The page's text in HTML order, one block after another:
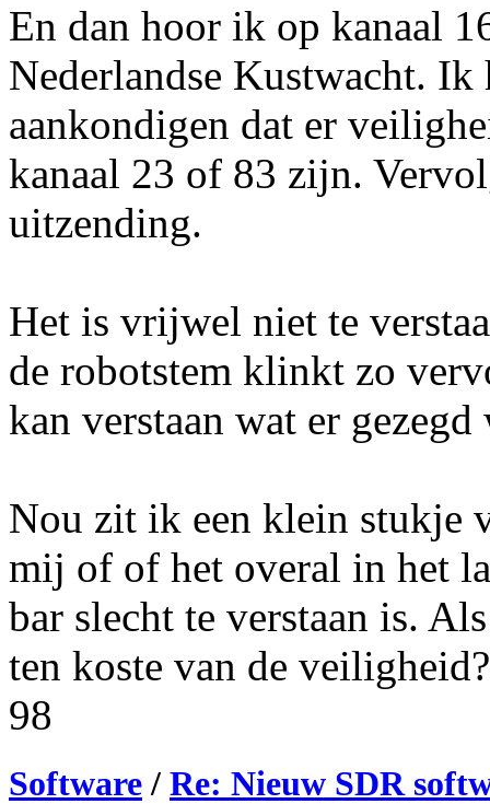
En dan hoor ik op kanaal
Nederlandse Kustwacht. Ik
aankondigen dat er
kanaal 23 of 83 zijn.
uitzending.
Het is vrijwel niet te
de robotstem klinkt zo
kan verstaan wat er
Nou zit ik een klein stukje
mij of of het overal in het
bar slecht te verstaan is.
ten koste van de veiligheid?
98
Software / Re: Nieuw SDR